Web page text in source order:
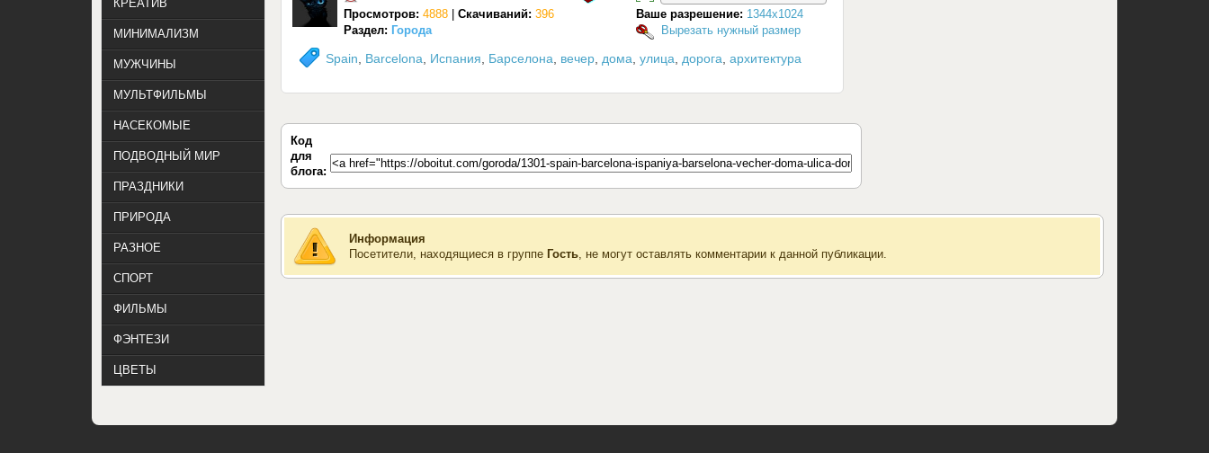
Spain Barcelona Испания Барселона вечер дома улица дорога архитектура
Просмотров: 4888 Скачиваний: 396 Ваше разрешение: 1344x1024
Вырезать нужный размер
Раздел: Города
Код
для
блога:
Информация
Посетители, находящиеся в группе Гость, не могут оставлять комментарии к данной публикации.
КРЕАТИВ
МИНИМАЛИЗМ
МУЖЧИНЫ
МУЛЬТФИЛЬМЫ
НАСЕКОМЫЕ
ПОДВОДНЫЙ МИР
ПРАЗДНИКИ
ПРИРОДА
РАЗНОЕ
СПОРТ
ФИЛЬМЫ
ФЭНТЕЗИ
ЦВЕТЫ